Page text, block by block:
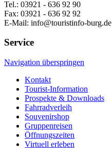
Tel.: 03921 - 636 92 90
Fax: 03921 - 636 92 92
E-Mail: info@touristinfo-burg.de
Service
Navigation überspringen
Kontakt
Tourist-Information
Prospekte & Downloads
Fahrradverleih
Souvenirshop
Gruppenreisen
Öffnungszeiten
Virtuell erleben